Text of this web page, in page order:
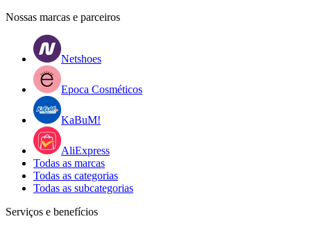
Nossas marcas e parceiros
Netshoes
Epoca Cosméticos
KaBuM!
AliExpress
Todas as marcas
Todas as categorias
Todas as subcategorias
Serviços e benefícios